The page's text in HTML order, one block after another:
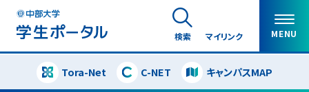
検索 マイリンク MENU
Tora-Net C-NET キャンパスMAP閉じる